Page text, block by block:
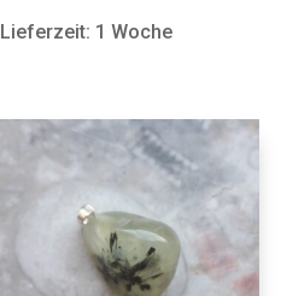
Lieferzeit: 1 Woche